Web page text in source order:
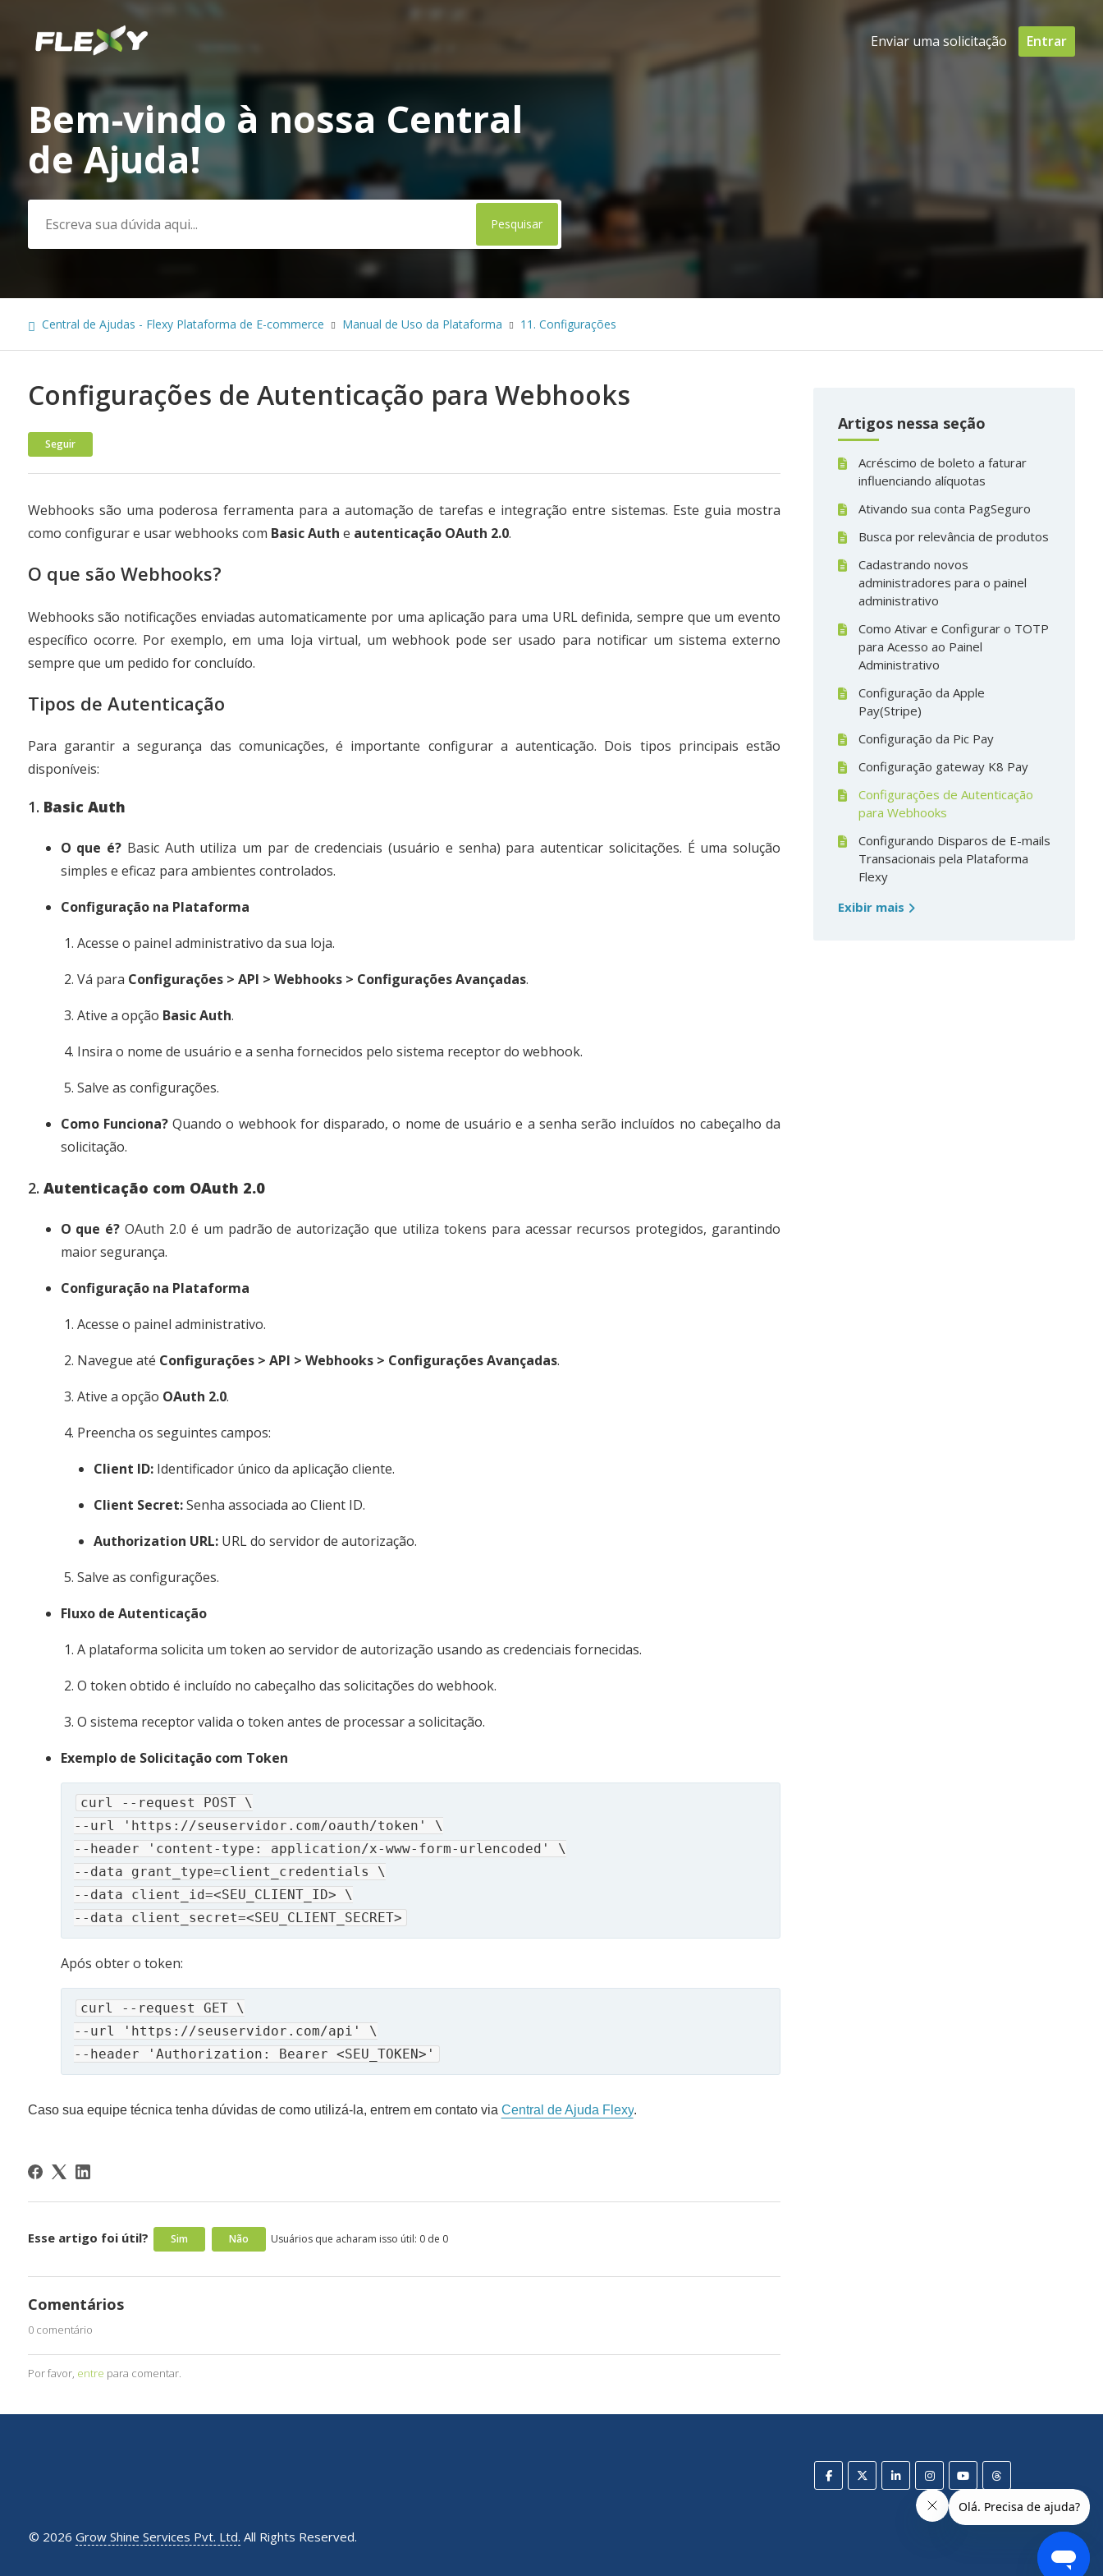
Enviar uma solicitação Entrar
Pesquisa
Bem-vindo à nossa Central
de Ajuda!
Central de Ajudas - Flexy Plataforma de E-commerce Manual de Uso da Plataforma 11. Configurações
Artigos nessa seção
Acréscimo de boleto a faturar
influenciando alíquotas
Ativando sua conta PagSeguro
Busca por relevância de produtos
Cadastrando novos
administradores para o painel
administrativo
Como Ativar e Configurar o TOTP
para Acesso ao Painel
Administrativo
Configuração da Apple
Pay(Stripe)
Configuração da Pic Pay
Configuração gateway K8 Pay
Configurações de Autenticação
para Webhooks
Configurando Disparos de E-mails
Transacionais pela Plataforma
Flexy
Exibir mais
Configurações de Autenticação para Webhooks
Seguir
Webhooks são uma poderosa ferramenta para a automação de tarefas e integração entre sistemas. Este guia mostra
como configurar e usar webhooks com Basic Auth e autenticação OAuth 2.0.
O que são Webhooks?
Webhooks são notificações enviadas automaticamente por uma aplicação para uma URL definida, sempre que um evento
específico ocorre. Por exemplo, em uma loja virtual, um webhook pode ser usado para notificar um sistema externo
sempre que um pedido for concluído.
Tipos de Autenticação
Para garantir a segurança das comunicações, é importante configurar a autenticação. Dois tipos principais estão
disponíveis:
1. Basic Auth
O que é? Basic Auth utiliza um par de credenciais (usuário e senha) para autenticar solicitações. É uma solução
simples e eficaz para ambientes controlados.
Configuração na Plataforma
Acesse o painel administrativo da sua loja.
Vá para Configurações > API > Webhooks > Configurações Avançadas.
Ative a opção Basic Auth.
Insira o nome de usuário e a senha fornecidos pelo sistema receptor do webhook.
Salve as configurações.
Como Funciona?Quando o webhook for disparado, o nome de usuário e a senha serão incluídos no cabeçalho da
solicitação.
2. Autenticação com OAuth 2.0
O que é? OAuth 2.0 é um padrão de autorização que utiliza tokens para acessar recursos protegidos, garantindo
maior segurança.
Configuração na Plataforma
Acesse o painel administrativo.
Navegue até Configurações > API > Webhooks > Configurações Avançadas.
Ative a opção OAuth 2.0.
Preencha os seguintes campos:
Client ID:Identificador único da aplicação cliente.
Client Secret:Senha associada ao Client ID.
Authorization URL:URL do servidor de autorização.
Salve as configurações.
Fluxo de Autenticação
A plataforma solicita um token ao servidor de autorização usando as credenciais fornecidas.
O token obtido é incluído no cabeçalho das solicitações do webhook.
O sistema receptor valida o token antes de processar a solicitação.
Exemplo de Solicitação com Token
curl --request POST \
--url 'https://seuservidor.com/oauth/token' \
--header 'content-type: application/x-www-form-urlencoded' \
--data grant_type=client_credentials \
--data client_id=<SEU_CLIENT_ID> \
--data client_secret=<SEU_CLIENT_SECRET>
Após obter o token:
curl --request GET \
--url 'https://seuservidor.com/api' \
--header 'Authorization: Bearer <SEU_TOKEN>'
Caso sua equipe técnica tenha dúvidas de como utilizá-la, entrem em contato via Central de Ajuda Flexy.
Esse artigo foi útil? Sim Não Usuários que acharam isso útil: 0 de 0
Comentários
0 comentário
Por favor, entre para comentar.
© 2026 Grow Shine Services Pvt. Ltd. All Rights Reserved.